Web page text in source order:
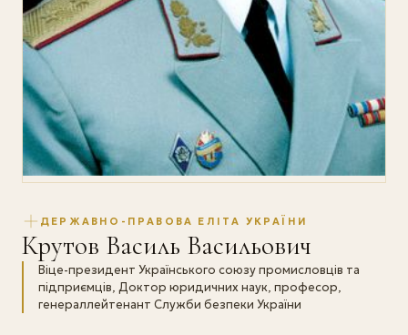
ДЕРЖАВНО-ПРАВОВА ЕЛІТА УКРАЇНИ
Крутов Василь Васильович
Віце-президент Українського союзу промисловців та
підприємців, Доктор юридичних наук, професор,
генерал­лейтенант Служби безпеки України